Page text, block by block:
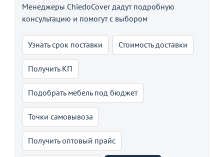
Менеджеры ChiedoCover дадут подробную
консультацию и помогут с выбором
Узнать срок поставки Стоимость доставки
Получить КП
Подобрать мебель под бюджет
Точки самовывоза
Получить оптовый прайс